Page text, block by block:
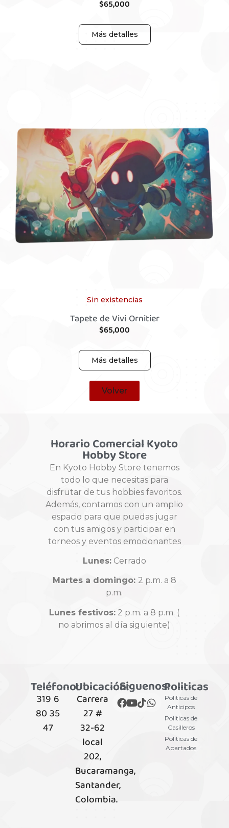
$65,000
Más detalles
Sin existencias
Tapete de Vivi Ornitier
$65,000
Más detalles
Volver
Horario Comercial Kyoto
Hobby Store
En Kyoto Hobby Store tenemos
todo lo que necesitas para
disfrutar de tus hobbies favoritos.
Además, contamos con un amplio
espacio para que puedas jugar
con tus amigos y participar en
torneos y eventos emocionantes
Lunes:Cerrado
Martes a domingo: 2 p.m. a 8
p.m.
Lunes festivos: 2 p.m. a 8 p.m. (
no abrimos al día siguiente)
Siguenos:Politicas
Politicas de
Anticipos
Politicas de
Casilleros
Politicas de
Apartados
Ubicación:
Carrera
27 #
32-62
local
202,
Bucaramanga,
Santander,
Colombia.
Teléfono:
319 6
80 35
47